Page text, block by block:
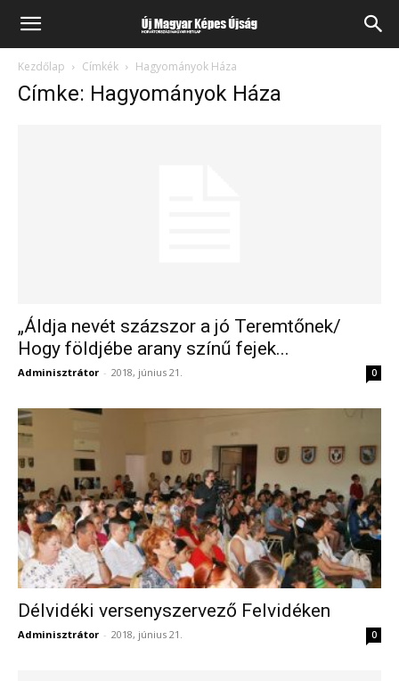
Kezdőlap Címkék Hagyományok Háza
Címke: Hagyományok Háza
„Áldja nevét százszor a jó Teremtőnek/
Hogy földjébe arany színű fejek...
Adminisztrátor - 2018, június 21. 0
Délvidéki versenyszervező Felvidéken
Adminisztrátor - 2018, június 21. 0